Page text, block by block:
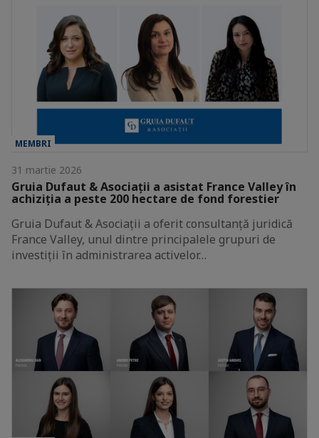
MEMBRI
31 martie 2026
Gruia Dufaut & Asociații a asistat France Valley în
achiziția a peste 200 hectare de fond forestier
Gruia Dufaut & Asociații a oferit consultanță juridică
France Valley, unul dintre principalele grupuri de
investiții în administrarea activelor…